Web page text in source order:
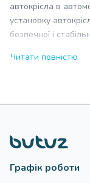
автокрісла в
установку
безпечної і
модель бази
Переваги
Економія
Зменшення
Читати повністю
Графік роботи